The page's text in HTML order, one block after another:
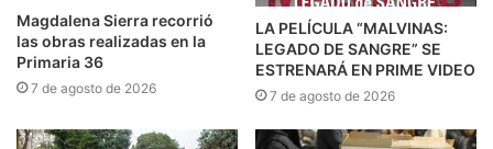
Magdalena Sierra recorrió
las obras realizadas en la
Primaria 36
7 de agosto de 2026
LA PELÍCULA “MALVINAS:
LEGADO DE SANGRE” SE
ESTRENARÁ EN PRIME VIDEO
7 de agosto de 2026